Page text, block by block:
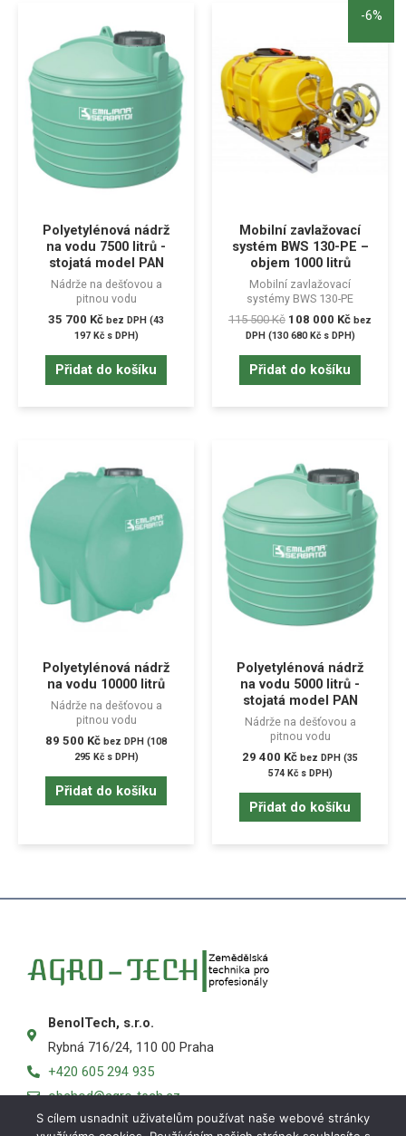
Polyetylénová nádrž
na vodu 7500 litrů -
stojatá model PAN
Nádrže na dešťovou a
pitnou vodu
35 700 Kč bez DPH (43
197 Kčs DPH)
Přidat do košíku
-6%
Mobilní zavlažovací
systém BWS 130-PE –
objem 1000 litrů
Mobilní zavlažovací
systémy BWS 130-PE
115 500Kč 108 000 Kč bez
DPH (130 680 Kčs DPH)
Přidat do košíku
Polyetylénová nádrž
na vodu 10000 litrů
Nádrže na dešťovou a
pitnou vodu
89 500 Kč bez DPH (108
295 Kčs DPH)
Přidat do košíku
Polyetylénová nádrž
na vodu 5000 litrů -
stojatá model PAN
Nádrže na dešťovou a
pitnou vodu
29 400 Kč bez DPH (35
574 Kčs DPH)
Přidat do košíku
BenolTech, s.r.o.
Rybná 716/24, 110 00 Praha
+420 605 294 935
obchod@agro-tech.cz
S cílem usnadnit uživatelům používat naše webové stránky